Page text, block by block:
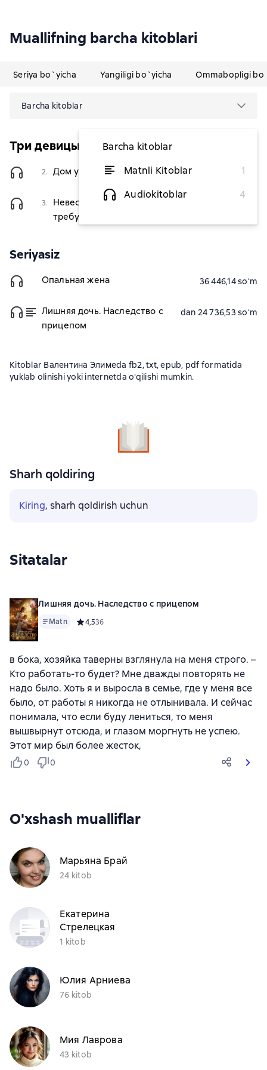
Muallifning barcha kitoblari
Seriya bo`yicha Yangiligi bo`yicha Ommabopligi
Barcha kitoblar
Barcha kitoblar
Matnli Kitoblar
1
Audiokitoblar
4
Три девицы
2. Дом утех (не) леди Агнес 36 446,14 soʻm
3.
Невеста в бегах, или
требуется любовное зелье
Seriyasiz
Опальная жена 36 446,14 soʻm
Лишняя дочь. Наследство с
прицепом
dan 24 736,53 soʻm
Kitoblar Валентина Элимеda fb2, txt, epub, pdf formatida
yuklab olinishi yoki internetda o'qilishi mumkin.
Sharh qoldiring
Kiring, sharh qoldirish uchun
Sitatalar
Лишняя дочь. Наследство с прицепом
Matn Средний рейтинг 4,5 на основе 36 оценок
4,536
в бока, хозяйка таверны взглянула на меня строго. –
Кто работать-то будет? Мне дважды повторять не
надо было. Хоть я и выросла в семье, где у меня все
было, от работы я никогда не отлынивала. И сейчас
понимала, что если буду лениться, то меня
вышвырнут отсюда, и глазом моргнуть не успею.
Этот мир был более жесток,
0 0
O'xshash mualliflar
Марьяна Брай
24 kitob
Екатерина
Стрелецкая
1 kitob
Юлия Арниева
76 kitob
Мия Лаврова
43 kitob